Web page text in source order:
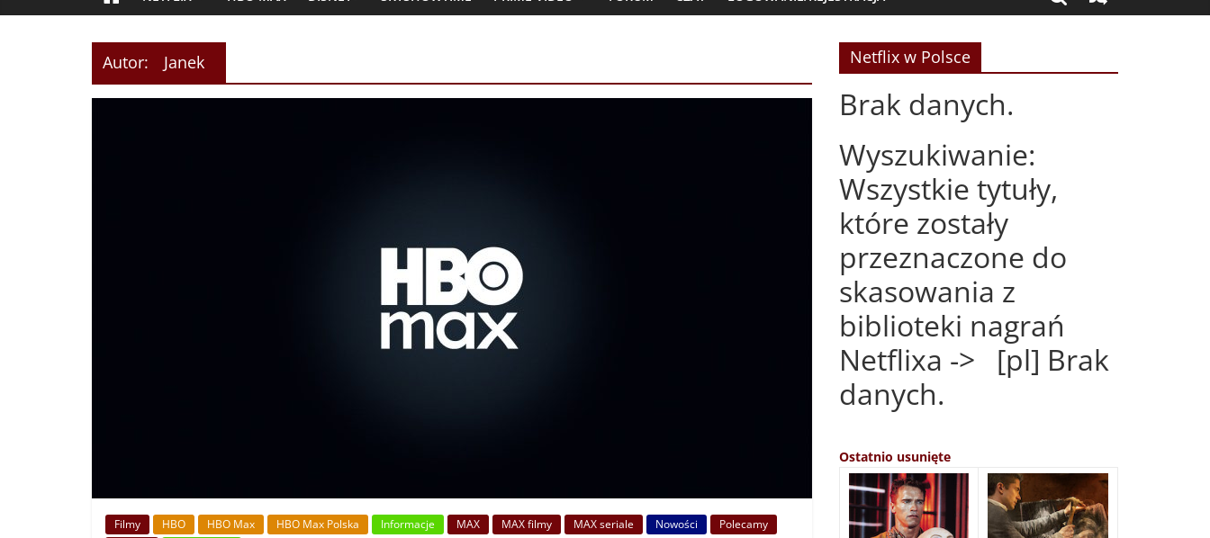
Autor: Janek
Filmy HBO HBO Max HBO Max Polska Informacje MAX MAX filmy MAX seriale Nowości
Polecamy
Netflix w Polsce
Brak danych.
Wyszukiwanie:
Wszystkie tytuły,
które zostały
przeznaczone do
skasowania z
biblioteki nagrań
Netflixa -> [pl] Brak
danych.
Ostatnio usunięte